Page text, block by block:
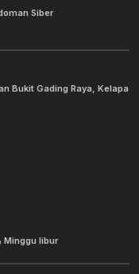
Siber
Bukit Gading Raya, Kelapa
Minggu libur